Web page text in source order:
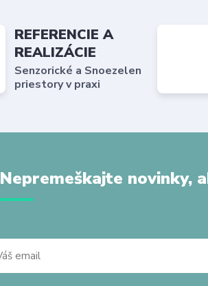
REFERENCIE A
REALIZÁCIE
Senzorické a Snoezelen
priestory v praxi
Nepremeškajte novinky,